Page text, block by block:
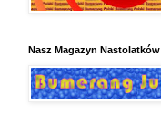
Nasz Magazyn Nastolatków